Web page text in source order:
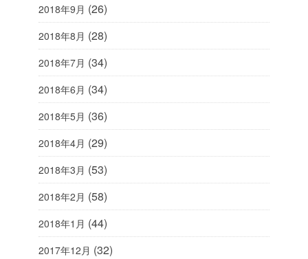
2018年9月 (26)
2018年8月 (28)
2018年7月 (34)
2018年6月 (34)
2018年5月 (36)
2018年4月 (29)
2018年3月 (53)
2018年2月 (58)
2018年1月 (44)
2017年12月 (32)